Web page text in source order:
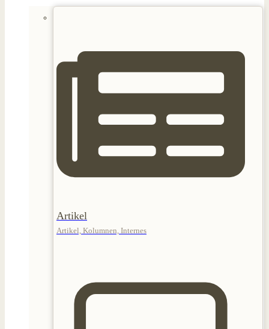
Artikel
Artikel, Kolumnen, Internes